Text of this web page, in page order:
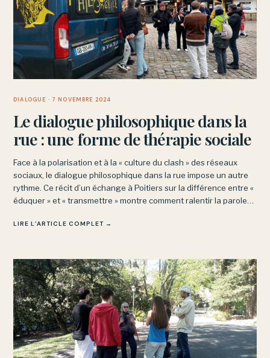
DIALOGUE · 7 NOVEMBRE 2024
Le dialogue philosophique dans la
rue : une forme de thérapie sociale
Face à la polarisation et à la « culture du clash » des réseaux
sociaux, le dialogue philosophique dans la rue impose un autre
rythme. Ce récit d’un échange à Poitiers sur la différence entre «
éduquer » et « transmettre » montre comment ralentir la parole
LIRE L’ARTICLE COMPLET →